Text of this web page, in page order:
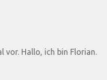
vor. Hallo, ich bin Florian.